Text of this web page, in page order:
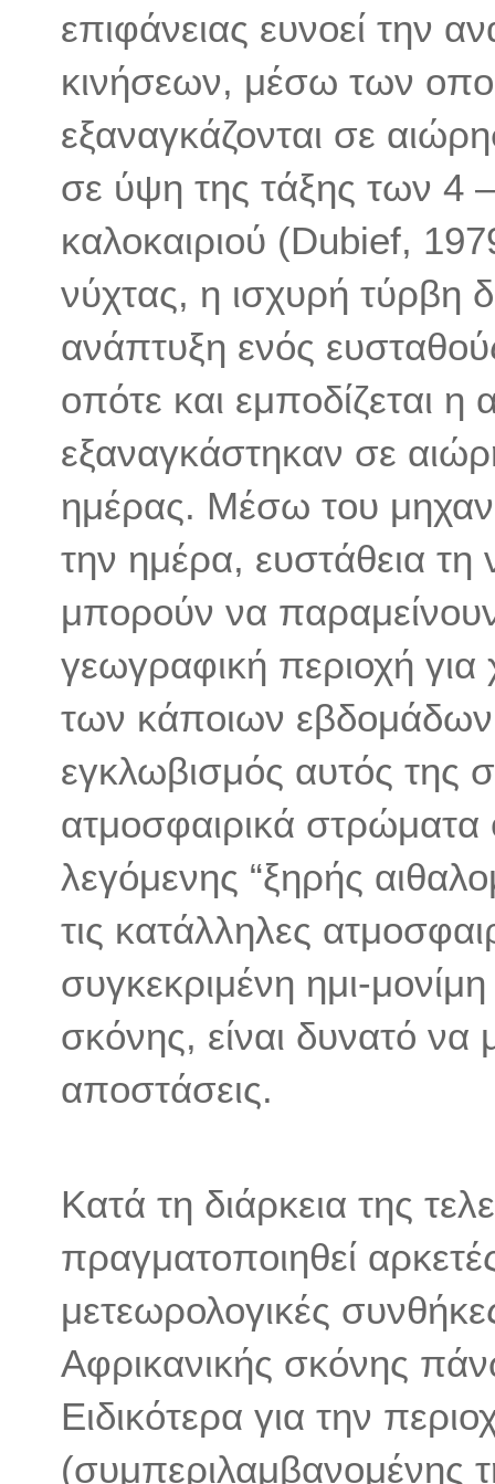
επιφάνειας ευνοεί την
κινήσεων, μέσω των
εξαναγκάζονται σε
σε ύψη της τάξης των 4
καλοκαιριού (Dubief,
νύχτας, η ισχυρή τύρβη
ανάπτυξη ενός
οπότε και εμποδίζεται
εξαναγκάστηκαν σε
ημέρας. Μέσω του
την ημέρα, ευστάθεια
μπορούν να
γεωγραφική περιοχή για
των κάποιων
εγκλωβισμός αυτός της
ατμοσφαιρικά στρώματα
λεγόμενης “ξηρής
τις κατάλληλες
συγκεκριμένη ημι-
σκόνης, είναι δυνατό να
αποστάσεις.
Κατά τη διάρκεια της
πραγματοποιηθεί
μετεωρολογικές
Αφρικανικής σκόνης
Ειδικότερα για την
(συμπεριλαμβανομένης